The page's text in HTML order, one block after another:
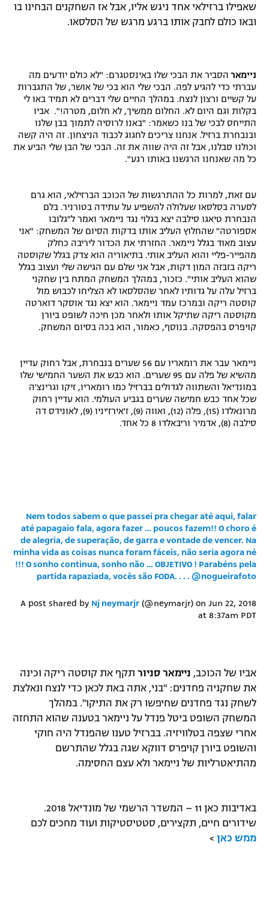
תנאי שימוש
תקנון פעילות ספורט 1
רשיון להקרנה פומבית לבית עסק
הצטרפות לחבילת הערוצים
תגיות
המגזין
ספורט אתגרי ואקסטרים
גיימינג E-Sports
שאפילו ברזילאי אחד ניגש אליו, אבל אז השחקנים הבחינו בו
ובאו כולם לחבק אותו ברגע מרגש של הסלסאו.
ניימאר הסביר את הבכי שלו באינסטגרם: "לא כולם יודעים מה
עברתי כדי להגיע לפה. הבכי שלי הוא בכי של אושר, של התגברות
על קשיים ורצון לנצח. במהלך החיים שלי דברים לא תמיד באו לי
בקלות וגם היום לא. החלום ממשיך, לא חלום, מטרה!". אביו
התייחס לבכי של בנו כשאמר: "באנו לרוסיה לתמוך בבן שלנו
ובנבחרת ברזיל. אנחנו צריכים לחגוג לכבוד הניצחון. זה היה קשה
וכולנו סבלנו, אבל זה היה שווה את זה. הבכי של הבן שלי הביע את
כל מה שאנחנו הרגשנו באותו רגע".
עם זאת, למרות כל ההתרגשות של הכוכב הברזילאי, הוא גרם
לסערה בסלסאו שעלולה להשפיע על עתידה בטורניר. בלם
הנבחרת טיאגו סילבה יצא בגלוי נגד ניימאר ואמר ל"גלובו
אספורטה" שהחלוץ העליב אותו בדקות הסיום של המשחק: "אני
עצוב מאוד בגלל ניימאר. החזרתי את הכדור ליריבה כחלק
מהפייר-פליי והוא העליב אותי. בתיאוריה הוא צדק בגלל שקוסטה
ריקה בזבזה המון דקות, אבל אני שלם עם הגישה שלי ועצוב בגלל
שהוא העליב אותי". כזכור, במהלך המשחק המתח בין שחקני
ברזיל עלה על גדותיו לאחר שהסלסאו לא הצליחו לכבוש מול
קוסטה ריקה ובמרכז עמד ניימאר. הוא יצא נגד אוסקר דוארטה
מקוסטה ריקה שתיקל אותו ולאחר מכן חיכה לשופט ביורן
קויפרס בהפסקה. בנוסף, כאמור, הוא בכה בסיום המשחק.
ניימאר עבר את רומאריו עם 56 שערים בנבחרת, אבל רחוק עדיין
מהשיא של פלה עם 95 שערים. הוא כבש את השער החמישי שלו
במונדיאל והשתווה לגדולים בברזיל כמו רומאריו, זיקו וגרינצ'ה
שכל אחד כבש חמישה שערים בגביע העולמי. הוא עדיין רחוק
מרונאלדו (15), פלה (12), ואווה (9), ז'אירז'יניו (9), לאונידס דה
סילבה (8), אדמיר וריבאלדו 8 כל אחד.
Nem todos sabem o que passei pra chegar até aqui, falar
até papagaio fala, agora fazer … poucos fazem!! O choro é
de alegria, de superação, de garra e vontade de vencer. Na
minha vida as coisas nunca foram fáceis, não seria agora né
!!! O sonho continua, sonho não … OBJETIVO ! Parabéns pela
partida rapaziada, vocês são FODA. . . . @nogueirafoto
A post shared by Nj neymarjr (@neymarjr) on Jun 22, 2018
at 8:37am PDT
אביו של הכוכב, ניימאר סניור תקף את קוסטה ריקה וכינה
את שחקניה פחדנים: "בני, אתה באת לכאן כדי לנצח ונאלצת
לשחק נגד פחדנים שחיפשו רק את התיקו". במהלך
המשחק השופט ביטל פנדל על ניימאר בטענה שהוא התחזה
אחרי שצפה בטלוויזיה. בברזיל טענו שהפנדל היה חוקי
והשופט ביורן קויפרס דווקא שגה בגלל שהתרשם
מהתיאטרליות של ניימאר ולא עצם החסימה.
באדיבות כאן 11 – המשדר הרשמי של מונדיאל 2018.
שידורים חיים, תקצירים, סטטיסטיקות ועוד מחכים לכם
ממש כאן >